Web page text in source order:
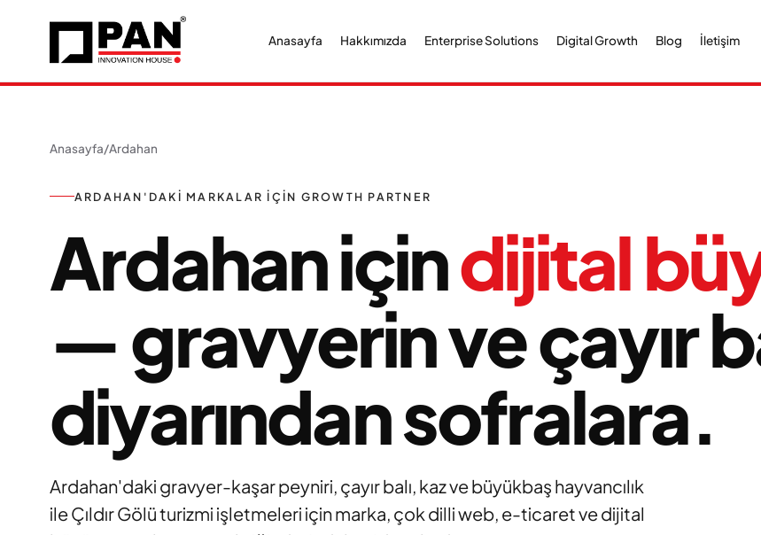
Anasayfa Hakkımızda Enterprise Solutions Digital Growth Blog İletişim
Anasayfa/Ardahan
ARDAHAN'DAKI MARKALAR IÇIN GROWTH PARTNER
Ardahan içindijital
— gravyerin ve çayır
diyarından sofralara.
Ardahan'daki gravyer-kaşar peyniri, çayır balı, kaz ve büyükbaş hayvancılık
ile Çıldır Gölü turizmi işletmeleri için marka, çok dilli web, e-ticaret ve dijital